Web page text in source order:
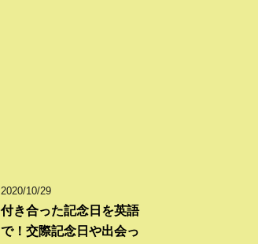
2020/10/29
付き合った記念日を英語
で！交際記念日や出会っ